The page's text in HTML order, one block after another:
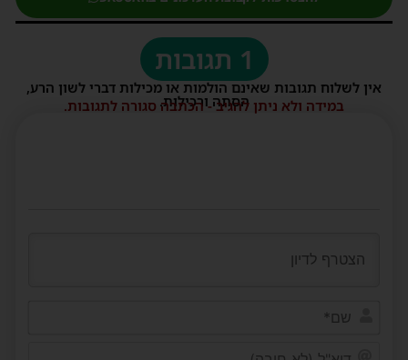
1 תגובות
אין לשלוח תגובות שאינם הולמות או מכילות דברי לשון הרע,
הסתה ורכילות.
במידה ולא ניתן להגיב - הכתבה סגורה לתגובות.